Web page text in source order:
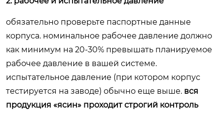
обязательно проверьте паспортные данные
корпуса. номинальное рабочее давление должно
как минимум на 20-30% превышать планируемое
рабочее давление в вашей системе.
испытательное давление (при котором корпус
тестируется на заводе) обычно еще выше. вся
продукция «ясин» проходит строгий контроль